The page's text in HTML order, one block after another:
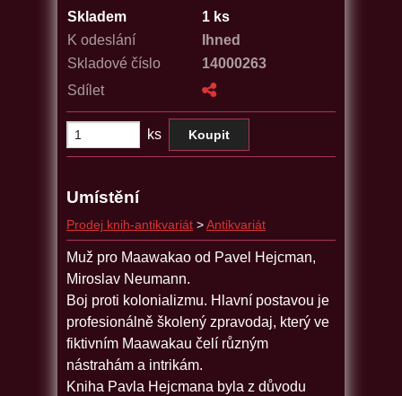
Skladem
1 ks
K odeslání
Ihned
Skladové číslo
14000263
Sdílet
ks
Umístění
Prodej knih-antikvariát > Antikvariát
Muž pro Maawakao od Pavel Hejcman,
Miroslav Neumann.
Boj proti kolonializmu. Hlavní postavou je
profesionálně školený zpravodaj, který ve
fiktivním Maawakau čelí různým
nástrahám a intrikám.
Kniha Pavla Hejcmana byla z důvodu